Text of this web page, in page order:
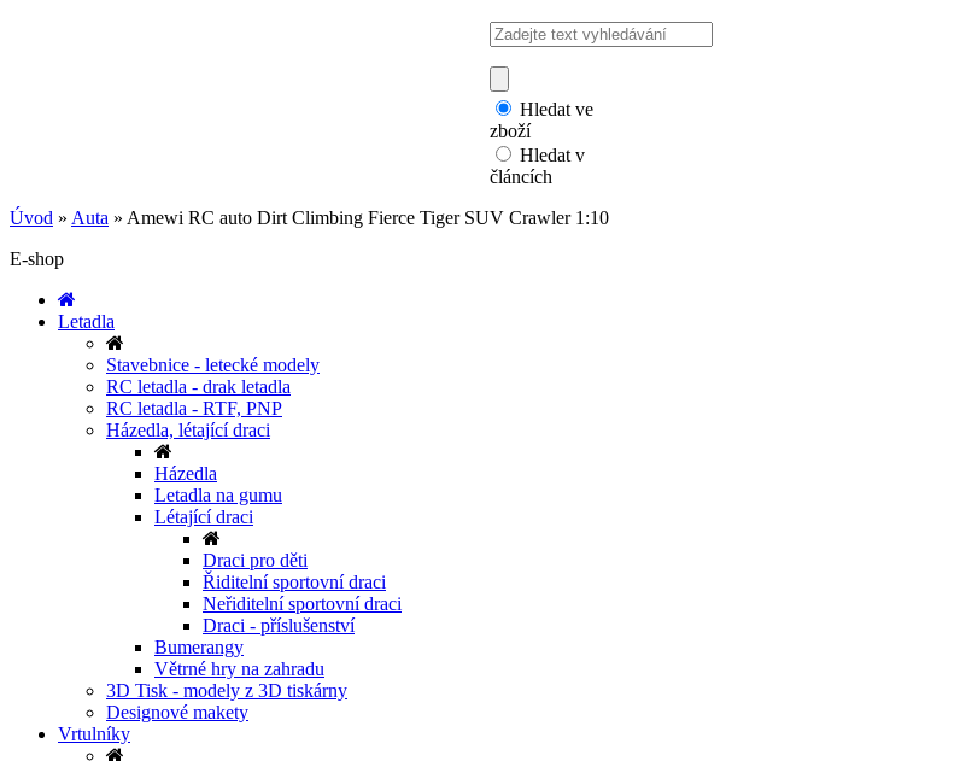
Hledat ve
zboží
Hledat v
článcích
Úvod » Auta » Amewi RC auto Dirt Climbing Fierce Tiger SUV Crawler 1:10
E-shop
Letadla
Stavebnice - letecké modely
RC letadla - drak letadla
RC letadla - RTF, PNP
Házedla, létající draci
Házedla
Letadla na gumu
Létající draci
Draci pro děti
Řiditelní sportovní draci
Neřiditelní sportovní draci
Draci - příslušenství
Bumerangy
Větrné hry na zahradu
3D Tisk - modely z 3D tiskárny
Designové makety
Vrtulníky